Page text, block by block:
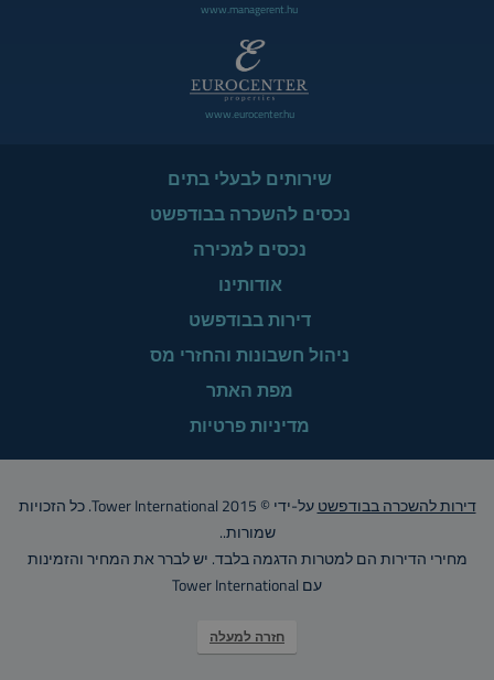
www.managerent.hu
www.eurocenter.hu
שירותים לבעלי בתים
נכסים להשכרה בבודפשט
נכסים למכירה
אודותינו
דירות בבודפשט
ניהול חשבונות והחזרי מס
מפת האתר
מדיניות פרטיות
דירות להשכרה בבודפשט
על-ידי © Tower International 2015. כל הזכויות
שמורות..
מחירי הדירות הם למטרות הדגמה בלבד. יש לברר את המחיר והזמינות
עם Tower International
חזרה למעלה